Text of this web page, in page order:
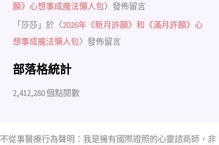
願》心想事成魔法懶人包〉發佈留言
「 莎莎 」於〈2026年《新月許願》和《滿月許願》心
想事成魔法懶人包〉發佈留言
部落格統計
2,412,280 個點閱數
不從事醫療行為聲明：我是擁有國際證照的心靈諮商師，非